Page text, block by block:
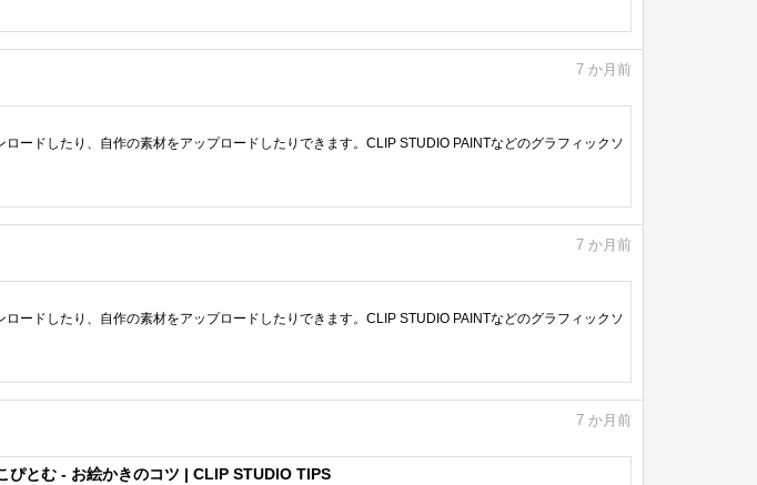
7 か月前
ードしたり、自作の素材をアップロードしたりできます。CLIP STUDIO PAINTなどのグラフィックソ
7 か月前
ードしたり、自作の素材をアップロードしたりできます。CLIP STUDIO PAINTなどのグラフィックソ
7 か月前
とむ - お絵かきのコツ | CLIP STUDIO TIPS